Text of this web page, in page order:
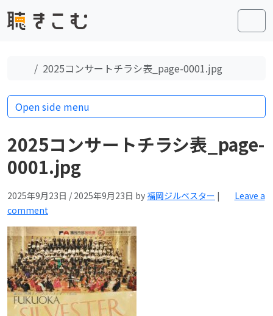
Home
2025コンサートチラシ表_page-0001.jpg
2025コンサートチラシ表_page-
0001.jpg
2025年9月23日 / 2025年9月23日 by福岡ジルベスター |
Leave a
comment
Open side menu